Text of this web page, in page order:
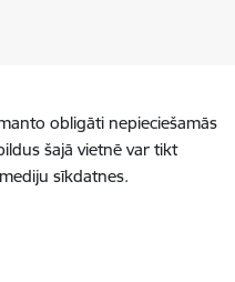
obligāti nepieciešamās
šajā vietnē var tikt
sīkdatnes.